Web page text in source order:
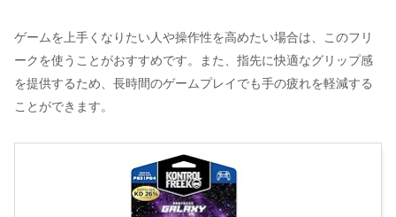
ゲームを上手くなりたい人や操作性を高めたい場合は、このフリ
ークを使うことがおすすめです。また、指先に快適なグリップ感
を提供するため、長時間のゲームプレイでも手の疲れを軽減する
ことができます。